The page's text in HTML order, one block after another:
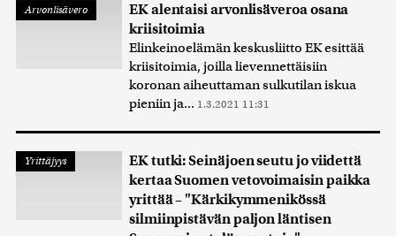
Arvonlisävero
EK alentaisi arvonlisäveroa osana
kriisitoimia
Elinkeinoelämän keskusliitto EK esittää
kriisitoimia, joilla lievennettäisiin
koronan aiheuttaman sulkutilan iskua
pieniin ja... 1.3.2021 11:31
Yrittäjyys
EK tutki: Seinäjoen seutu jo viidettä
kertaa Suomen vetovoimaisin paikka
yrittää – "Kärkikymmenikössä
silmiinpistävän paljon läntisen